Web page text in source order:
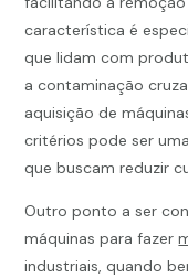
característica é
que lidam com
a contaminação
aquisição de
critérios pode ser
que buscam reduzir
Outro ponto a ser
máquinas para fazer
industriais, quando